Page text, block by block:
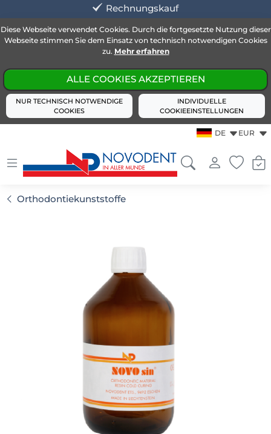
Rechnungskauf
Diese Webseite verwendet Cookies. Durch die fortgesetzte Nutzung dieser
Webseite stimmen Sie dem Einsatz von technisch notwendigen Cookies
zu. Mehr erfahren
ALLE COOKIES AKZEPTIEREN
NUR TECHNISCH NOTWENDIGE
COOKIES
INDIVIDUELLE
COOKIEEINSTELLUNGEN
DE EUR
Orthodontiekunststoffe